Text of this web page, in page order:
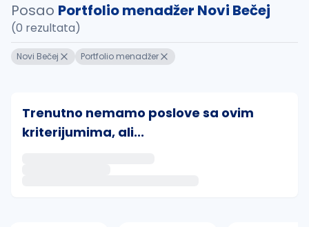
Posao Portfolio menadžer Novi Bečej
(0 rezultata)
Novi Bečej Portfolio menadžer
Trenutno nemamo poslove sa ovim
kriterijumima, ali...